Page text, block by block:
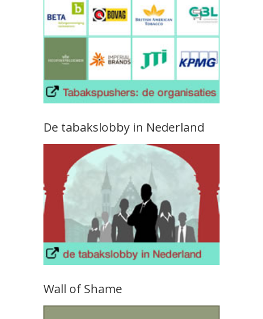
De tabakslobby in Nederland
Wall of Shame